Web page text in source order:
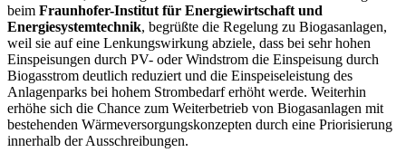
beim Fraunhofer-Institut für Energiewirtschaft und
Energiesystemtechnik, begrüßte die Regelung zu Biogasanlagen,
weil sie auf eine Lenkungswirkung abziele, dass bei sehr hohen
Einspeisungen durch PV- oder Windstrom die Einspeisung durch
Biogasstrom deutlich reduziert und die Einspeiseleistung des
Anlagenparks bei hohem Strombedarf erhöht werde. Weiterhin
erhöhe sich die Chance zum Weiterbetrieb von Biogasanlagen mit
bestehenden Wärmeversorgungskonzepten durch eine Priorisierung
innerhalb der Ausschreibungen.